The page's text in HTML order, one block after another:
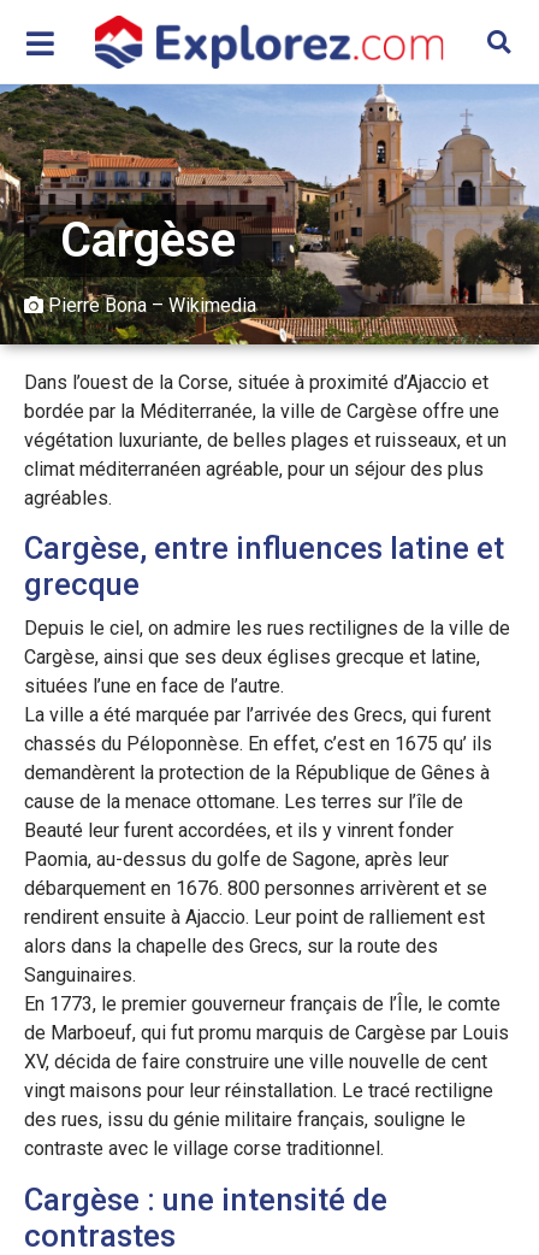
Cargèse
Pierre Bona – Wikimedia
Dans l’ouest de la Corse, située à proximité d’Ajaccio et
bordée par la Méditerranée, la ville de Cargèse offre une
végétation luxuriante, de belles plages et ruisseaux, et un
climat méditerranéen agréable, pour un séjour des plus
agréables.
Cargèse, entre influences latine et
grecque
Depuis le ciel, on admire les rues rectilignes de la ville de
Cargèse, ainsi que ses deux églises grecque et latine,
situées l’une en face de l’autre.
La ville a été marquée par l’arrivée des Grecs, qui furent
chassés du Péloponnèse. En effet, c’est en 1675 qu’ ils
demandèrent la protection de la République de Gênes à
cause de la menace ottomane. Les terres sur l’île de
Beauté leur furent accordées, et ils y vinrent fonder
Paomia, au-dessus du golfe de Sagone, après leur
débarquement en 1676. 800 personnes arrivèrent et se
rendirent ensuite à Ajaccio. Leur point de ralliement est
alors dans la chapelle des Grecs, sur la route des
Sanguinaires.
En 1773, le premier gouverneur français de l’Île, le comte
de Marboeuf, qui fut promu marquis de Cargèse par Louis
XV, décida de faire construire une ville nouvelle de cent
vingt maisons pour leur réinstallation. Le tracé rectiligne
des rues, issu du génie militaire français, souligne le
contraste avec le village corse traditionnel.
Cargèse : une intensité de
contrastes